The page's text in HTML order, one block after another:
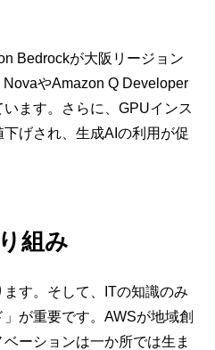
Bedrockが大阪リージョン
やAmazon Q Developer
ます。さらに、GPUインス
げされ、生成AIの利用が促
組み
す。そして、ITの知識のみ
が重要です。AWSが地域創
ーションは一か所では生ま